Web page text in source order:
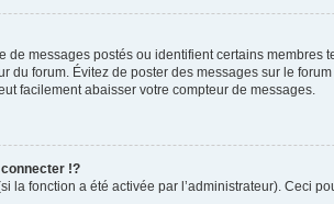
messages postés ou identifient certains
du forum. Évitez de poster des messages sur le
facilement abaisser votre compteur de messages.
!?
fonction a été activée par l’administrateur). Ceci